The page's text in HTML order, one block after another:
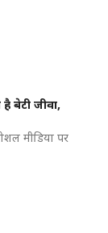
बेटी जीवा,
मीडिया पर